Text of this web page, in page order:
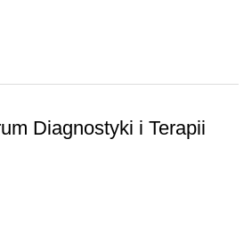
Diagnostyki i Terapii